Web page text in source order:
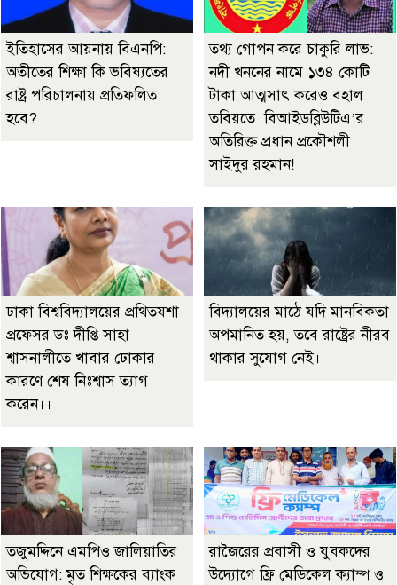
ইতিহাসের আয়নায় বিএনপি:
অতীতের শিক্ষা কি ভবিষ্যতের
রাষ্ট্র পরিচালনায় প্রতিফলিত
হবে?
তথ্য গোপন করে চাকুরি লাভ:
নদী খননের নামে ১৩৪ কোটি
টাকা আত্মসাৎ করেও বহাল
তবিয়তে বিআইডব্লিউটিএ’র
অতিরিক্ত প্রধান প্রকৌশলী
সাইদুর রহমান!
ঢাকা বিশ্ববিদ্যালয়ের প্রথিতযশা
প্রফেসর ডঃ দীপ্তি সাহা
শ্বাসনালীতে খাবার ঢোকার
কারণে শেষ নিঃশ্বাস ত্যাগ
করেন।।
বিদ্যালয়ের মাঠে যদি মানবিকতা
অপমানিত হয়, তবে রাষ্ট্রের নীরব
থাকার সুযোগ নেই।
তজুমদ্দিনে এমপিও জালিয়াতির
অভিযোগ: মৃত শিক্ষকের ব্যাংক
রাজৈরের‌ প্রবাসী ও যুবকদের
উদ্যোগে ফ্রি মেডিকেল ক্যাম্প ও